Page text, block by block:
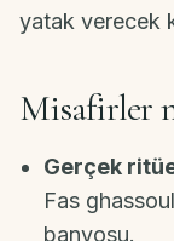
yatak verecek
Misafirler
Gerçek
Fas
banyosu.